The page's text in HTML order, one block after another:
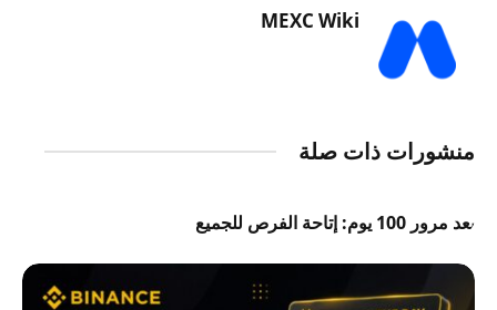
MEXC Wiki
منشورات ذات صلة
بعد مرور 100 يوم: إتاحة الفرص للجميع